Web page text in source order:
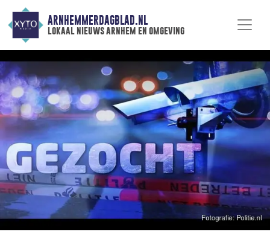
ARNHEMMERDAGBLAD.NL
lokaal nieuws arnhem en omgeving